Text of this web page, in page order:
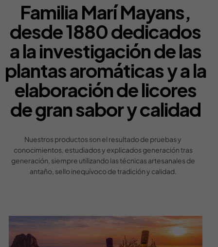
Familia Marí Mayans,
desde 1880 dedicados
a la investigación de las
plantas aromáticas y a la
elaboración de licores
de gran sabor y calidad
Nuestros productos son el resultado de pruebas y
conocimientos, estudiados y explicados generación tras
generación, siempre utilizando las técnicas artesanales de
antaño, sello inequívoco de tradición y calidad.